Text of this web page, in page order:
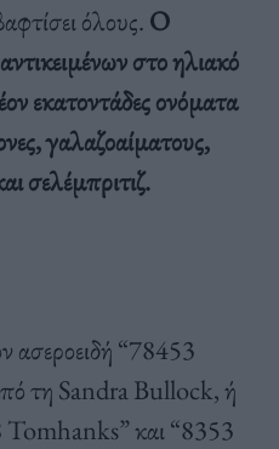
όλους. Ο
στο ηλιακό
εκατοντάδες ονόματα
γαλαζοαίματους,
σελέμπριτιζ.
ασεροειδή “78453
τη Sandra Bullock, ή
Tomhanks” και “8353